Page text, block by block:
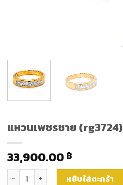
แหวนเพชรชาย (rg3724)
33,900.00 ฿
จำนวน แหวนเพชรชาย (rg3724) ชิ้น
หยิบใส่ตะกร้า